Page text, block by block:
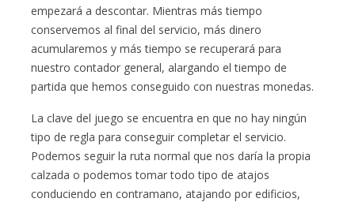
empezará a descontar. Mientras más tiempo
conservemos al final del servicio, más dinero
acumularemos y más tiempo se recuperará para
nuestro contador general, alargando el tiempo de
partida que hemos conseguido con nuestras monedas.
La clave del juego se encuentra en que no hay ningún
tipo de regla para conseguir completar el servicio.
Podemos seguir la ruta normal que nos daría la propia
calzada o podemos tomar todo tipo de atajos
conduciendo en contramano, atajando por edificios,